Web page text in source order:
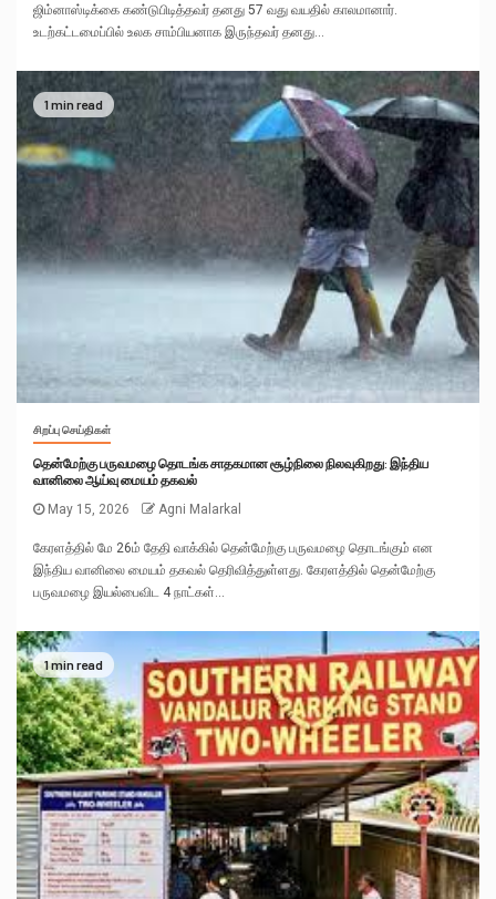
ஜிம்னாஸ்டிக்கை கண்டுபிடித்தவர் தனது 57 வது வயதில் காலமானார்.
உடற்கட்டமைப்பில் உலக சாம்பியனாக இருந்தவர் தனது...
1 min read
சிறப்பு செய்திகள்
தென்மேற்கு பருவமழை தொடங்க சாதகமான சூழ்நிலை நிலவுகிறது: இந்திய
வானிலை ஆய்வு மையம் தகவல்
May 15, 2026
Agni Malarkal
கேரளத்தில் மே 26ம் தேதி வாக்கில் தென்மேற்கு பருவமழை தொடங்கும் என
இந்திய வானிலை மையம் தகவல் தெரிவித்துள்ளது. கேரளத்தில் தென்மேற்கு
பருவமழை இயல்பைவிட 4 நாட்கள்...
1 min read